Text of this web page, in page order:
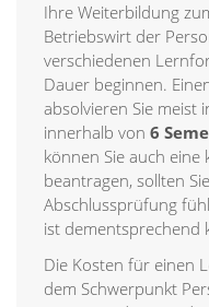
Ihre Weiterbildung
Betriebswirt der
verschiedenen
Dauer beginnen.
absolvieren Sie meist
innerhalb von 6
können Sie auch
beantragen, sollten
Abschlussprüfung
ist dementsprechend
Die Kosten für einen
dem Schwerpunkt